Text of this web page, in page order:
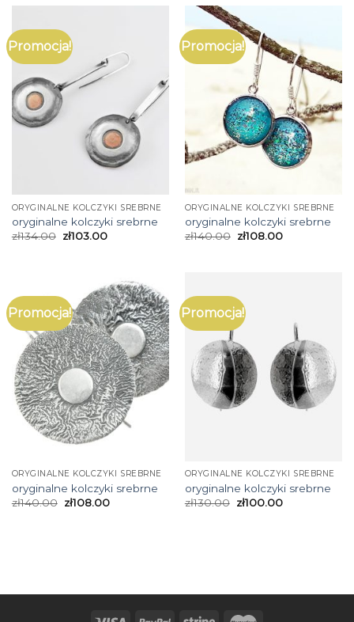
Promocja!
ORYGINALNE KOLCZYKI SREBRNE
oryginalne kolczyki srebrne
zł134.00 zł103.00
Promocja!
ORYGINALNE KOLCZYKI SREBRNE
oryginalne kolczyki srebrne
zł140.00 zł108.00
Promocja!
ORYGINALNE KOLCZYKI SREBRNE
oryginalne kolczyki srebrne
zł140.00 zł108.00
Promocja!
ORYGINALNE KOLCZYKI SREBRNE
oryginalne kolczyki srebrne
zł130.00 zł100.00